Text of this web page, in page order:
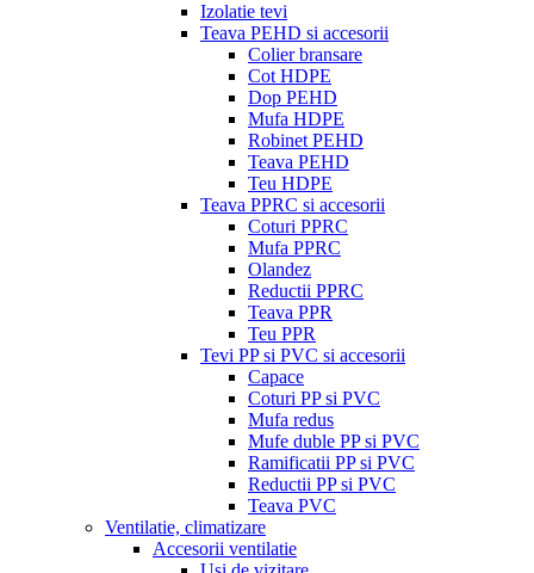
Izolatie tevi
Teava PEHD si accesorii
Colier bransare
Cot HDPE
Dop PEHD
Mufa HDPE
Robinet PEHD
Teava PEHD
Teu HDPE
Teava PPRC si accesorii
Coturi PPRC
Mufa PPRC
Olandez
Reductii PPRC
Teava PPR
Teu PPR
Tevi PP si PVC si accesorii
Capace
Coturi PP si PVC
Mufa redus
Mufe duble PP si PVC
Ramificatii PP si PVC
Reductii PP si PVC
Teava PVC
Ventilatie, climatizare
Accesorii ventilatie